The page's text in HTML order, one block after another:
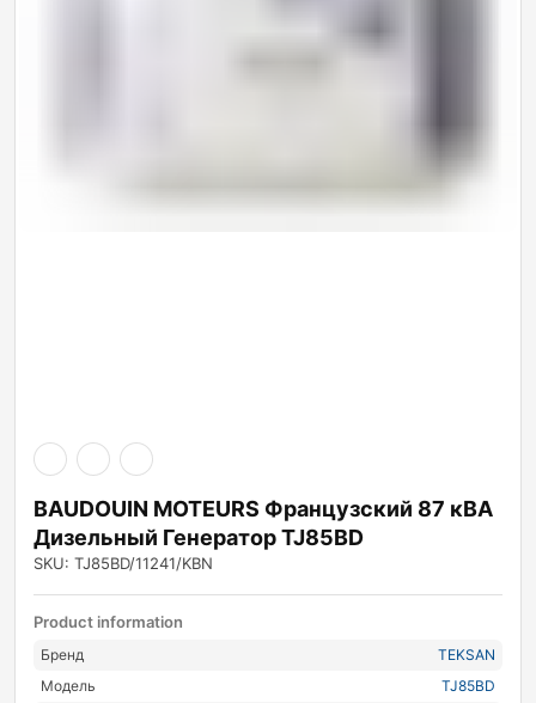
BAUDOUIN MOTEURS Французский 87 кВА
Дизельный Генератор TJ85BD
SKU: TJ85BD/11241/KBN
Product information
Бренд
TEKSAN
Модель
TJ85BD